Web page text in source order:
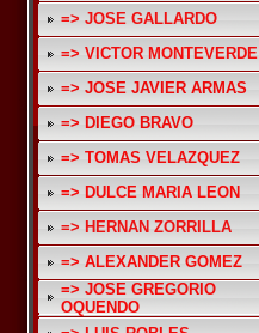
=> JOSE GALLARDO
=> VICTOR MONTEVERDE
=> JOSE JAVIER ARMAS
=> DIEGO BRAVO
=> TOMAS VELAZQUEZ
=> DULCE MARIA LEON
=> HERNAN ZORRILLA
=> ALEXANDER GOMEZ
=> JOSE GREGORIO
OQUENDO